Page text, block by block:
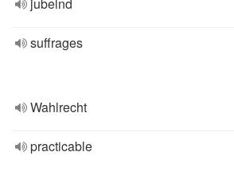
suffrages
Wahlrecht
practicable